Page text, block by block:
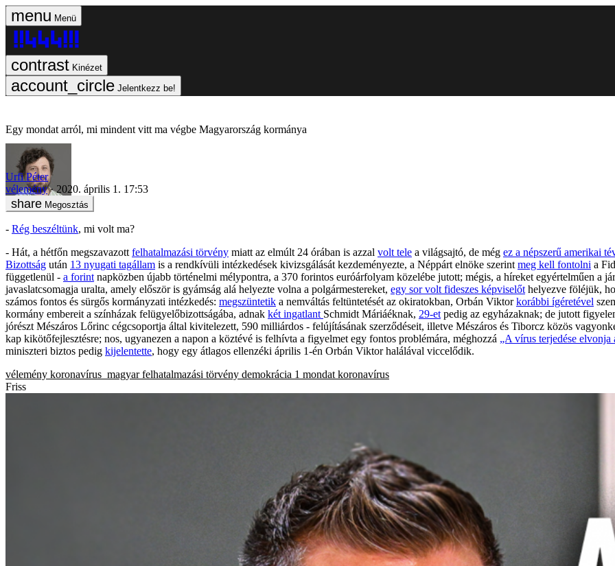
Menü
Kinézet
Jelentkezz be!
Egy mondat arról, mi mindent vitt ma végbe Magyarország kormánya
Urfi Péter
vélemény
2020. április 1. 17:53
Megosztás
- Rég beszéltünk, mi volt ma?
- Hát, a hétfőn megszavazott felhatalmazási törvény miatt az elmúlt 24 órában is azzal volt tele a világsajtó, de még ez a népszerű amerikai
Bizottság után 13 nyugati tagállam is a rendkívüli intézkedések kivizsgálását kezdeményezte, a Néppárt elnöke szerint meg kell fontolni a
függetlenül - a forint napközben újabb történelmi mélypontra, a 370 forintos euróárfolyam közelébe jutott; mégis, a híreket egyértelműen a
javaslatcsomagja uralta, amely először is gyámság alá helyezte volna a polgármestereket, egy sor volt fideszes képviselőt helyezve föléjük,
számos fontos és sürgős kormányzati intézkedés: megszüntetik a nemváltás feltüntetését az okiratokban, Orbán Viktorkorábbi ígéretével
kormány embereit a színházak felügyelőbizottságába, adnak két ingatlant Schmidt Máriáéknak, 29-et pedig az egyházaknak; de jutott
jórészt Mészáros Lőrinc cégcsoportja által kivitelezett, 590 milliárdos - felújításának szerződéseit, illetve Mészáros és Tiborcz közös
kap kikötőfejlesztésre; nos, ugyanezen a napon a köztévé is felhívta a figyelmet egy fontos problémára, méghozzá „A vírus terjedése
miniszteri biztos pedig kijelentette, hogy egy átlagos ellenzéki április 1-én Orbán Viktor halálával viccelődik.
vélemény koronavírus_magyar felhatalmazási törvény demokrácia 1 mondat koronavírus
Friss